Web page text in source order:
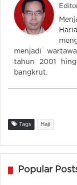
menjadi
tahun 2001
bangkrut.
Tags Haji
Popular